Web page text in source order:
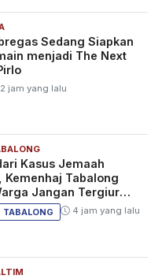
Sedang Siapkan
menjadi The Next
2 jam yang lalu
Kasus Jemaah
Kemenhaj Tabalong
Jangan Tergiur
TABALONG 4 jam yang lalu